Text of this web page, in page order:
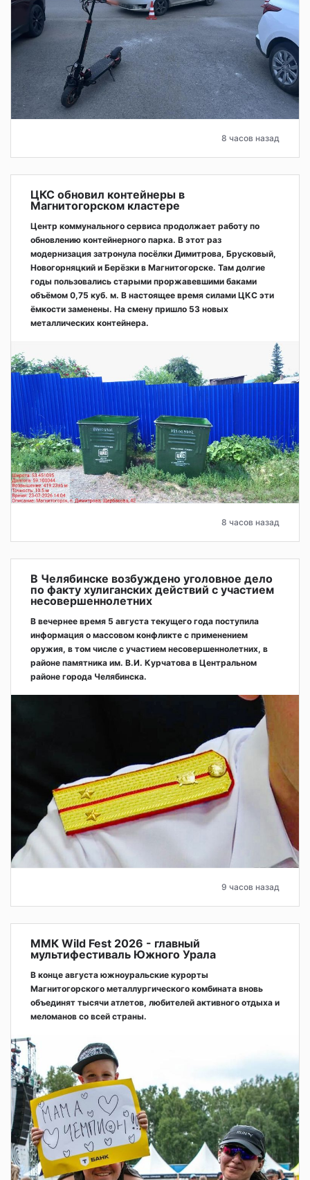
8 часов назад
ЦКС обновил контейнеры в
Магнитогорском кластере
Центр коммунального сервиса продолжает работу по
обновлению контейнерного парка. В этот раз
модернизация затронула посёлки Димитрова, Брусковый,
Новогорняцкий и Берёзки в Магнитогорске. Там долгие
годы пользовались старыми проржавевшими баками
объёмом 0,75 куб. м. В настоящее время силами ЦКС эти
ёмкости заменены. На смену пришло 53 новых
металлических контейнера.
8 часов назад
В Челябинске возбуждено уголовное дело
по факту хулиганских действий с участием
несовершеннолетних
В вечернее время 5 августа текущего года поступила
информация о массовом конфликте с применением
оружия, в том числе с участием несовершеннолетних, в
районе памятника им. В.И. Курчатова в Центральном
районе города Челябинска.
9 часов назад
ММК Wild Fest 2026 - главный
мультифестиваль Южного Урала
В конце августа южноуральские курорты
Магнитогорского металлургического комбината вновь
объединят тысячи атлетов, любителей активного отдыха и
меломанов со всей страны.